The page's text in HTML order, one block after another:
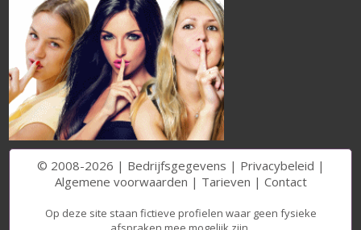
© 2008-2026 | Bedrijfsgegevens | Privacybeleid |
Algemene voorwaarden | Tarieven | Contact
Op deze site staan fictieve profielen waar geen fysieke